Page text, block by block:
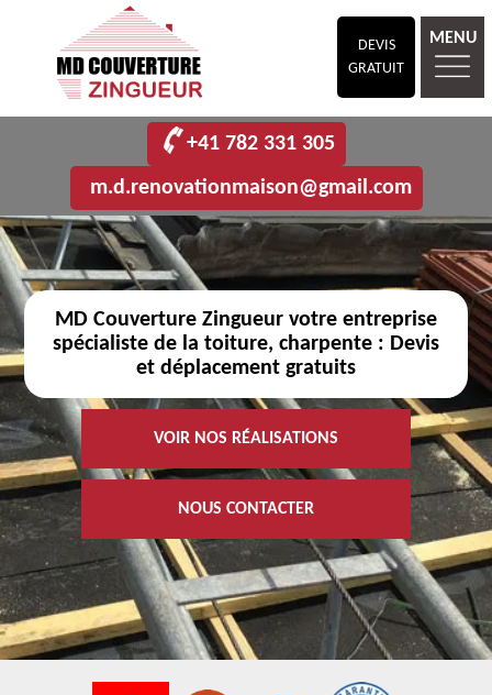
DEVIS
GRATUIT
MENU
+41 782 331 305
m.d.renovationmaison@gmail.com
MD Couverture Zingueur votre entreprise
spécialiste de la toiture, charpente : Devis
et déplacement gratuits
VOIR NOS RÉALISATIONS
NOUS CONTACTER